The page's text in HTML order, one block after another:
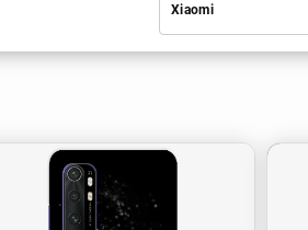
Xiaomi
Samsung
Infinix
Sony
Motorola